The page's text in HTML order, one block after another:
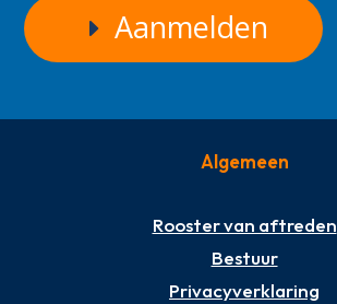
Aanmelden
Algemeen
Rooster van aftreden
Bestuur
Privacyverklaring